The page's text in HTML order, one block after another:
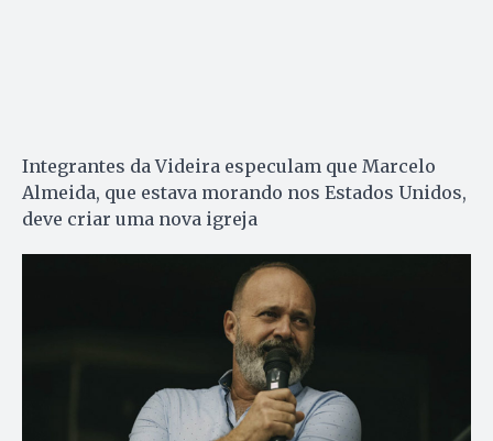
Integrantes da Videira especulam que Marcelo
Almeida, que estava morando nos Estados Unidos,
deve criar uma nova igreja